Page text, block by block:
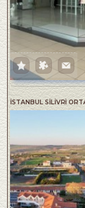
İSTANBUL SİLİVRİ